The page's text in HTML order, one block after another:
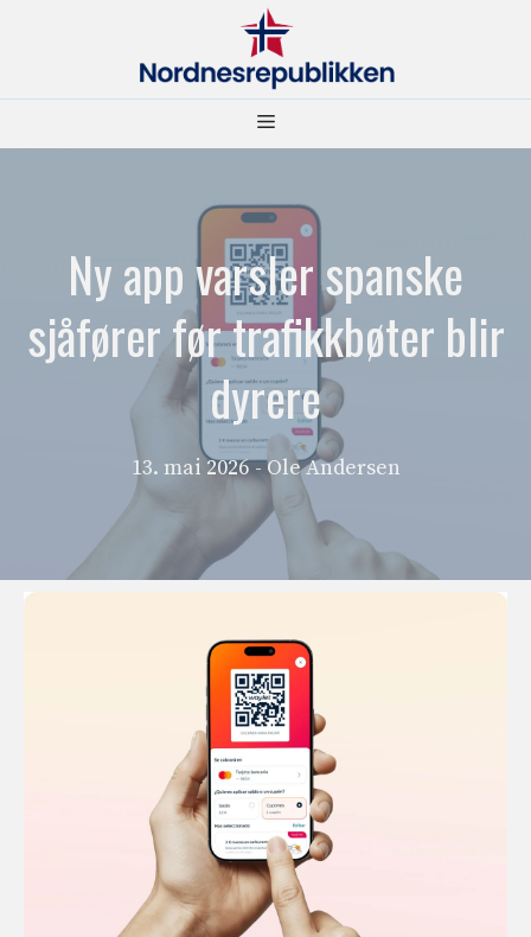
Meny
Ny app varsler spanske
sjåfører før trafikkbøter blir
dyrere
13. mai 2026 - Ole Andersen